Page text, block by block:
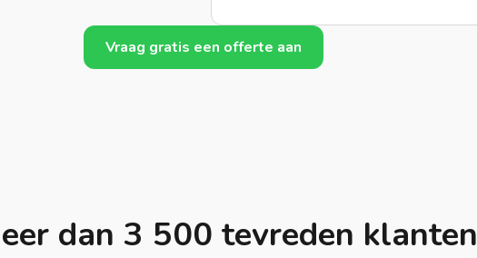
Vraag gratis een offerte aan
dan 3 500 tevreden klanten